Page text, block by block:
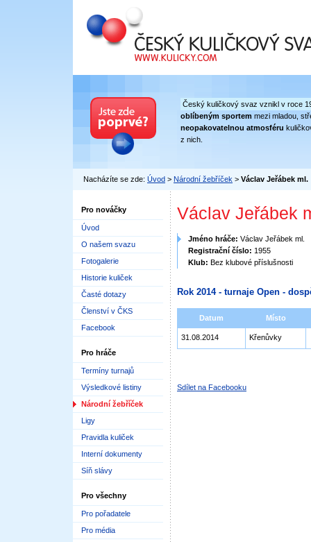
Český kuličkový svaz
Český kuličkový svaz vznikl v roce
oblíbeným sportem mezi mladou,
neopakovatelnou atmosféru
z nich.
Nacházíte se zde: Úvod > Národní žebříček > Václav Jeřábek ml.
Pro nováčky
Úvod
O našem svazu
Fotogalerie
Historie kuliček
Časté dotazy
Členství v ČKS
Facebook
Pro hráče
Termíny turnajů
Výsledkové listiny
Národní žebříček
Ligy
Pravidla kuliček
Interní dokumenty
Síň slávy
Pro všechny
Pro pořadatele
Pro média
Václav Jeřábek
Jméno hráče: Václav Jeřábek ml.
Registrační číslo: 1955
Klub: Bez klubové příslušnosti
Rok 2014 - turnaje Open -
Datum Místo
31.08.2014 Křenůvky
Sdílet na Facebooku